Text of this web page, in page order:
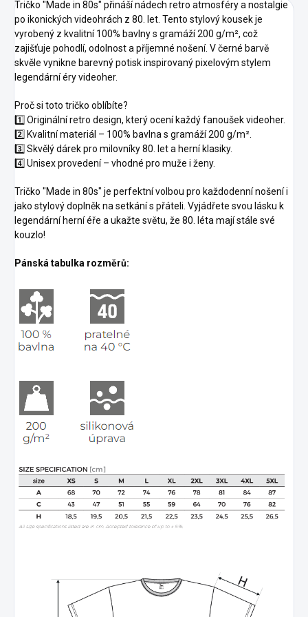
Tričko "Made in 80s" přináší nádech retro atmosféry a nostalgie
po ikonických videohrách z 80. let. Tento stylový kousek je
vyrobený z kvalitní 100% bavlny s gramáží 200 g/m², což
zajišťuje pohodlí, odolnost a příjemné nošení. V černé barvě
skvěle vynikne barevný potisk inspirovaný pixelovým stylem
legendární éry videoher.
Proč si toto tričko oblíbíte?
1️⃣ Originální retro design, který ocení každý fanoušek videoher.
2️⃣ Kvalitní materiál – 100% bavlna s gramáží 200 g/m².
3️⃣ Skvělý dárek pro milovníky 80. let a herní klasiky.
4️⃣ Unisex provedení – vhodné pro muže i ženy.
Tričko "Made in 80s" je perfektní volbou pro každodenní nošení i
jako stylový doplněk na setkání s přáteli. Vyjádřete svou lásku k
legendární herní éře a ukažte světu, že 80. léta mají stále své
kouzlo!
Pánská tabulka rozměrů: